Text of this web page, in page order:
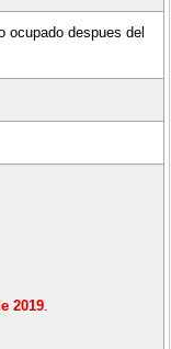
de admisión es
ocupado despues del
2019.